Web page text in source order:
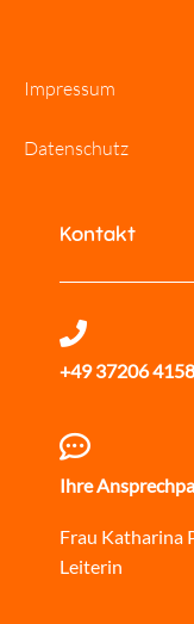
Impressum
Datenschutz
Kontakt
+49 37206 4158
Ihre
Frau Katharina
Leiterin